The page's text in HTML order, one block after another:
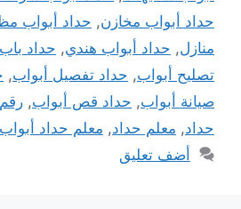
حداد أبواب مخازن, حداد أبواب
منازل, حداد أبواب هندي, حداد باب
تصليح أبواب, حداد تفصيل أبواب,
صيانة أبواب, حداد قص أبواب,
حداد, معلم حداد, معلم حداد أبواب
أضف تعليق